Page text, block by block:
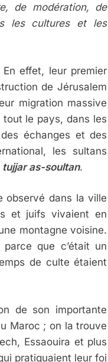
de modération, de
les cultures et les
effet, leur premier
de Jérusalem
migration massive
le pays, dans les
échanges et des
les sultans
tujjar as-soultan.
observé dans la ville
et juifs vivaient en
montagne voisine.
que c’était un
de culte étaient
de son importante
Maroc ; on la trouve
Essaouira et plus
pratiquaient leur foi